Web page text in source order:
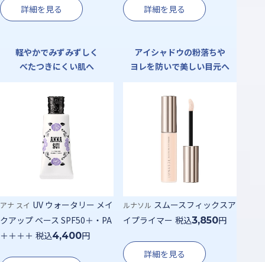
詳細を見る 詳細を見る
軽やかでみずみずしく
べたつきにくい肌へ
アナ スイ UV ウォータリー メイ
クアップ ベース SPF50＋・PA
＋＋＋＋ 税込4,400円
アイシャドウの粉落ちや
ヨレを防いで美しい目元へ
ルナソル スムースフィックスア
イプライマー 税込3,850円
詳細を見る